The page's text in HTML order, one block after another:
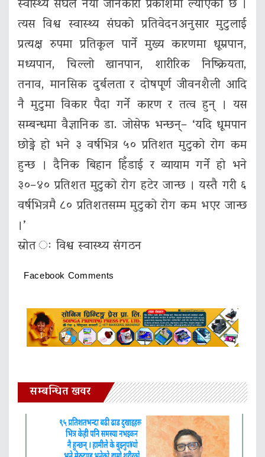
स्वास्थ्य संघले नयाँ जानकारी प्रकाशमा ल्याएको छ ।
त्यस विश्व स्वास्थ्य संघको प्रतिवेदनअनुसार मुटुलाई
प्रत्यक्ष रुपमा प्रतिकूल पार्ने मुख्य कारणमा धूम्रपान,
मध्यपान, चिल्लो खानपान, शारीरिक निष्क्रियता,
तनाव, मानसिक दुर्बलता र दोषपूर्ण जीवनशैली आदि
नै मुटुमा विकार पैदा गर्ने कारण र तत्व हुन् । यस
सम्बन्धमा वैज्ञानिक डा. जोसेफ भन्छन्– ‘यदि धूमपान
छोड्ने हो भने ३ वर्षभित्र ५० प्रतिशत मुटुको रोग कम
हुन्छ । दैनिक बिहान हिँडाई र व्यायाम गर्ने हो भने
३०–४० प्रतिशत मुटुको रोग हटेर जान्छ । यस्तै गरी ६
वर्षभित्रमै ८० प्रतिशतसम्म मुटुको रोग कम भएर जान्छ
।’
स्रोत ः विश्व स्वास्थ्य संगठन
Facebook Comments
सम्बन्धित खवर